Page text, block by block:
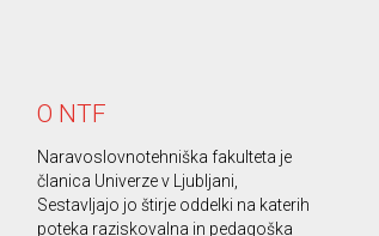
O NTF
Naravoslovnotehniška fakulteta je
članica Univerze v Ljubljani,
Sestavljajo jo štirje oddelki na katerih
poteka raziskovalna in pedagoška